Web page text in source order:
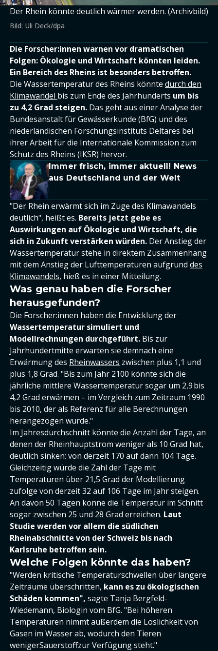
Der Rhein könnte deutlich wärmer werden. (Archivbild)
Bild: Uli Deck/dpa
Die Forscher:innen warnen vor dramatischen
Folgen: Ökologie und Wirtschaft könnten leiden.
Ein Bereich des Rheins ist besonders betroffen.
Die Wassertemperatur des Rheins könnte durch den
Klimawandel bis zum Ende des Jahrhunderts um bis
zu 4,2 Grad steigen. Das geht aus einer Analyse der
Bundesanstalt für Gewässerkunde (BfG) und des
niederländischen Forschungsinstituts Deltares bei
ihrer Arbeit für die Internationale Kommission zum
Schutz des Rheins (IKSR) hervor.
Immer frisch, immer aktuell! News
aus Deutschland und der Welt
"Der Rhein erwärmt sich im Zuge des Klimawandels
deutlich", heißt es. Bereits jetzt gebe es
Auswirkungen auf Ökologie und Wirtschaft, die
sich in Zukunft verstärken würden. Der Anstieg der
Wassertemperatur stehe in direktem Zusammenhang
mit dem Anstieg der Lufttemperaturen aufgrund des
Klimawandels, hieß es in einer Mitteilung.
Was genau haben die Forscher
herausgefunden?
Die Forscher:innen haben die Entwicklung der
Wassertemperatur simuliert und
Modellrechnungen durchgeführt. Bis zur
Jahrhundertmitte erwarten sie demnach eine
Erwärmung des Rheinwassers zwischen plus 1,1 und
plus 1,8 Grad. "Bis zum Jahr 2100 könnte sich die
jährliche mittlere Wassertemperatur sogar um 2,9 bis
4,2 Grad erwärmen – im Vergleich zum Zeitraum 1990
bis 2010, der als Referenz für alle Berechnungen
herangezogen wurde."
Im Jahresdurchschnitt könnte die Anzahl der Tage, an
denen der Rheinhauptstrom weniger als 10 Grad hat,
deutlich sinken: von derzeit 170 auf dann 104 Tage.
Gleichzeitig würde die Zahl der Tage mit
Temperaturen über 21,5 Grad der Modellierung
zufolge von derzeit 32 auf 106 Tage im Jahr steigen.
An davon 50 Tagen könne die Temperatur im Schnitt
sogar zwischen 25 und 28 Grad erreichen. Laut
Studie werden vor allem die südlichen
Rheinabschnitte von der Schweiz bis nach
Karlsruhe betroffen sein.
Welche Folgen könnte das haben?
"Werden kritische Temperaturschwellen über längere
Zeiträume überschritten, kann es zu ökologischen
Schäden kommen", sagte Tanja Bergfeld-
Wiedemann, Biologin vom BfG. "Bei höheren
Temperaturen nimmt außerdem die Löslichkeit von
Gasen im Wasser ab, wodurch den Tieren
wenigerSauerstoffzur Verfügung steht."